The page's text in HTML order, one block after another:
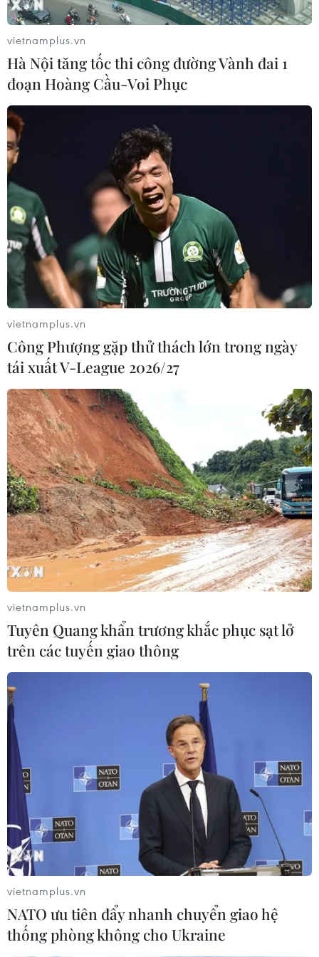
Thanh tra đột xuất các mặt hàng Tết có
nguy cơ mất an toàn thực phẩm
12/12/2016 07:51
Dịp Tết Nguyên đán và Lễ hội Xuân, hoạt động sản xuất
kinh doanh và tiêu thụ nông sản thực phẩm sẽ tăng cao
do đó cần tăng cường thanh kiểm tra đột xuất các hàng
nguy cơ cao như thịt, giò chả, rau...
vietnamplus.vn
Hà Nội tăng tốc thi công đường Vành đai 1
đoạn Hoàng Cầu-Voi Phục
vietnamplus.vn
Công Phượng gặp thử thách lớn trong ngày
tái xuất V-League 2026/27
vietnamplus.vn
Tuyên Quang khẩn trương khắc phục sạt lở
trên các tuyến giao thông
vietnamplus.vn
NATO ưu tiên đẩy nhanh chuyển giao hệ
thống phòng không cho Ukraine